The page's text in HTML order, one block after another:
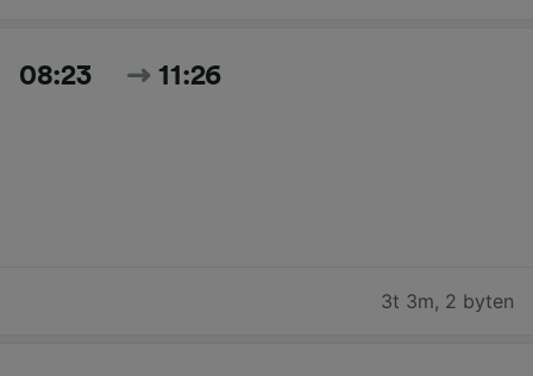
08:23 11:26
3t 3m, 2 byten